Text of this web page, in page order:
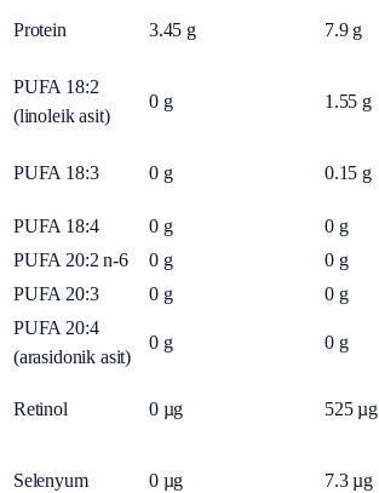
Protein 3.45 g 7.9 g
PUFA 18:2
(linoleik asit)
0 g 1.55 g
PUFA 18:3 0 g 0.15 g
PUFA 18:4 0 g 0 g
PUFA 20:2 n-6
0 g 0 g
PUFA 20:3
0 g 0 g
PUFA 20:4
(arasidonik asit)
0 g 0 g
Retinol 0 µg 525 µg
Selenyum 0 µg 7.3 µg